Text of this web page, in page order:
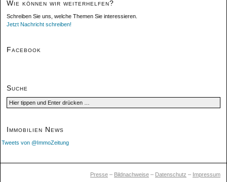
Wie können wir weiterhelfen?
Schreiben Sie uns, welche Themen Sie interessieren.
Jetzt Nachricht schreiben!
Facebook
Suche
Immobilien News
Tweets von @ImmoZeitung
Presse – Bildnachweise – Datenschutz – Impressum